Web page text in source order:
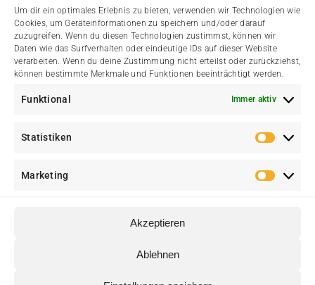
Um dir ein optimales Erlebnis zu bieten, verwenden wir Technologien wie
Cookies, um Geräteinformationen zu speichern und/oder darauf
zuzugreifen. Wenn du diesen Technologien zustimmst, können wir
Daten wie das Surfverhalten oder eindeutige IDs auf dieser Website
verarbeiten. Wenn du deine Zustimmung nicht erteilst oder zurückziehst,
können bestimmte Merkmale und Funktionen beeinträchtigt werden.
Funktional Immer aktiv
Statistiken
Marketing
Akzeptieren
Ablehnen
Datenschutzerklärung
Cookie-Richtlinie (EU)
Kontakt